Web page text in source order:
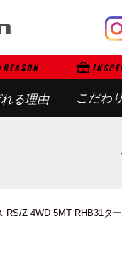
REASON
る理由 こだわ
RS/Z 4WD 5MT RHB31タ